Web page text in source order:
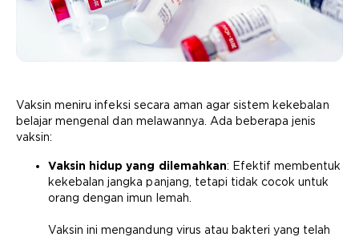
Vaksin meniru infeksi secara aman agar sistem kekebalan
belajar mengenal dan melawannya. Ada beberapa jenis
vaksin:
Vaksin hidup yang dilemahkan: Efektif membentuk
kekebalan jangka panjang, tetapi tidak cocok untuk
orang dengan imun lemah.
Vaksin ini mengandung virus atau bakteri yang telah